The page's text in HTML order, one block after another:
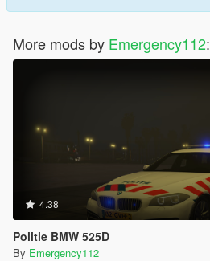
More mods by Emergency112:
4.38
Politie BMW 525D
By Emergency112